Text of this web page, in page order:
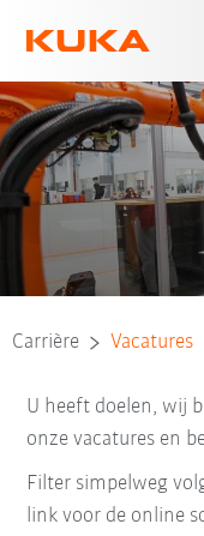
Carrière Vacatures
U heeft doelen, wij
onze vacatures en
Filter simpelweg
link voor de online